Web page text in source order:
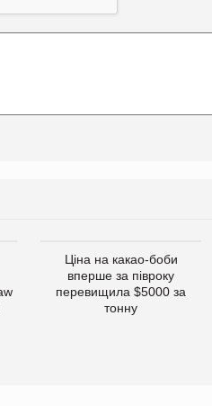
Ціна на какао-боби
вперше за півроку
перевищила $5000 за
тонну